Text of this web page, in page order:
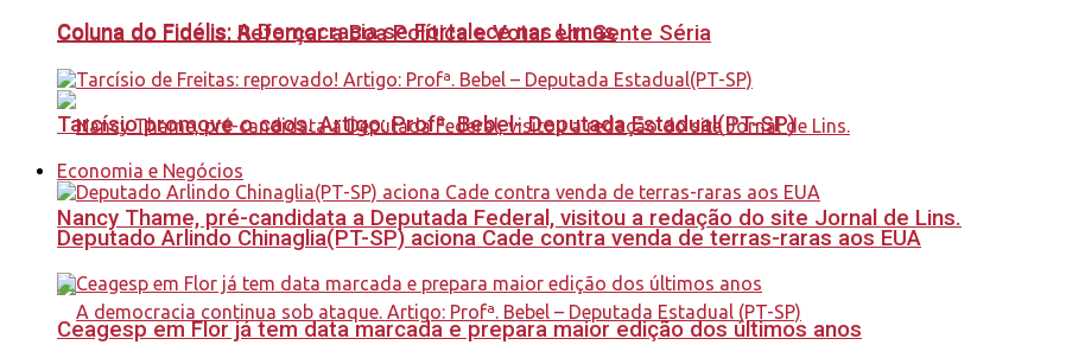
Coluna do Fidélis: A Democracia se Fortalece nas Urnas
Nancy Thame, pré-candidata a Deputada Federal, visitou a redação do site Jornal de Lins.
Coluna do Fidelis: Reforçar a Boa Política e Votar em Gente Séria
Tarcísio promove o caos. Artigo: Profª. Bebel- Deputada Estadual(PT-SP)
Economia e Negócios
Deputado Arlindo Chinaglia(PT-SP) aciona Cade contra venda de terras-raras aos EUA
Ceagesp em Flor já tem data marcada e prepara maior edição dos últimos anos